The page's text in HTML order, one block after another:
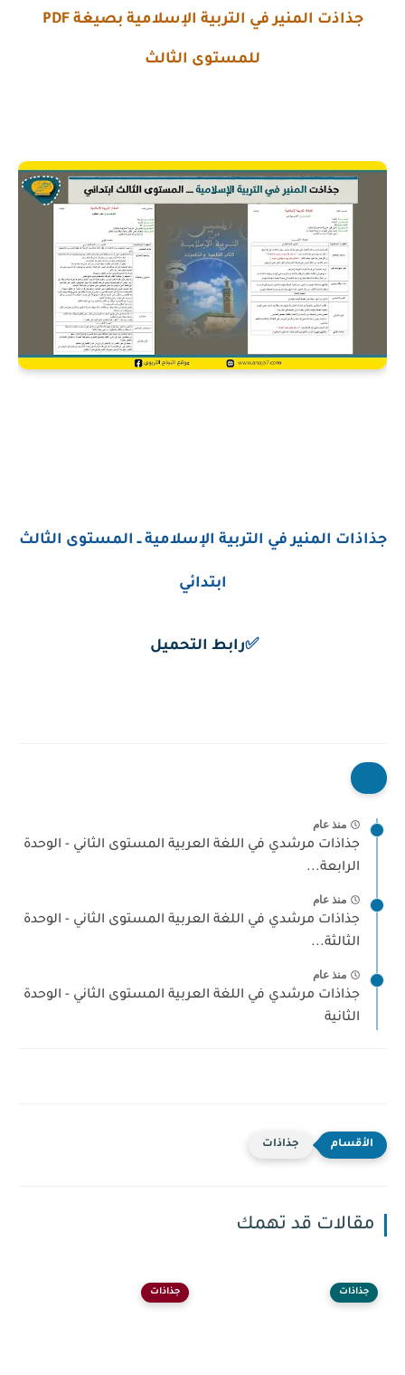
جذاذت المنير في التربية الإسلامية بصيغة PDF
للمستوى الثالث
جذاذات المنير في التربية الإسلامية ــ المستوى الثالث
ابتدائي
✅رابط التحميل
منذ عام
جذاذات مرشدي في اللغة العربية المستوى الثاني - الوحدة
الرابعة...
منذ عام
جذاذات مرشدي في اللغة العربية المستوى الثاني - الوحدة
الثالثة...
منذ عام
جذاذات مرشدي في اللغة العربية المستوى الثاني - الوحدة
الثانية
جذاذات
مقالات قد تهمك
جذاذات جذاذات